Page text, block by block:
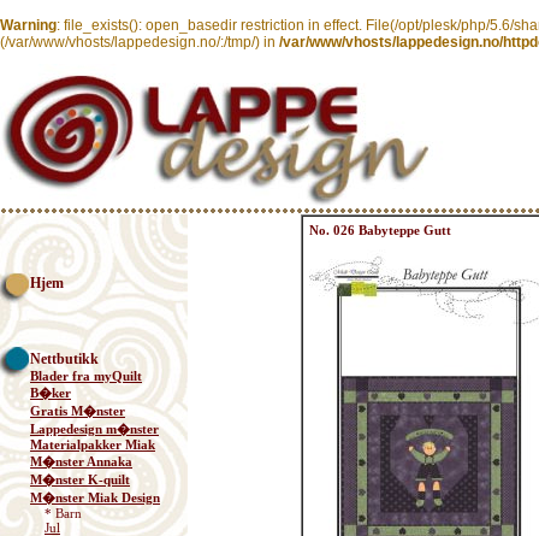
Warning: file_exists(): open_basedir restriction in effect. File(/opt/plesk/php/5.6/
(/var/www/vhosts/lappedesign.no/:/tmp/) in /var/www/vhosts/lappedesign.no/
Hjem
Nettbutikk
Blader fra myQuilt
B�ker
Gratis M�nster
Lappedesign m�nster
Materialpakker Miak
M�nster Annaka
M�nster K-quilt
M�nster Miak Design
* Barn
Jul
No. 026 Babyteppe Gutt